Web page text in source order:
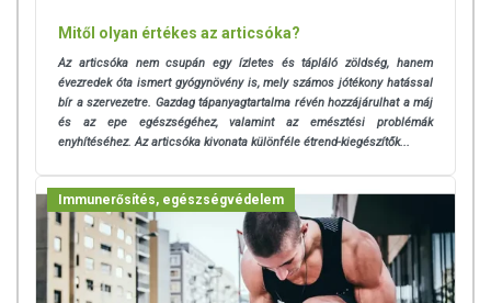
Mitől olyan értékes az articsóka?
Az articsóka nem csupán egy ízletes és tápláló zöldség, hanem
évezredek óta ismert gyógynövény is, mely számos jótékony hatással
bír a szervezetre. Gazdag tápanyagtartalma révén hozzájárulhat a máj
és az epe egészségéhez, valamint az emésztési problémák
enyhítéséhez. Az articsóka kivonata különféle étrend-kiegészítők...
Immunerősítés, egészségvédelem